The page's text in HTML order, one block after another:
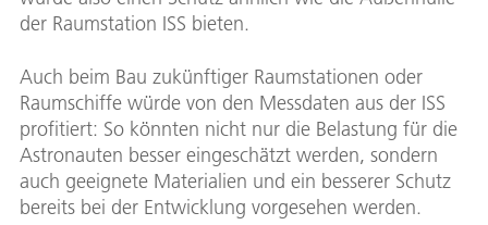
der Raumstation ISS bieten.
Auch beim Bau zukünftiger Raumstationen oder
Raumschiffe würde von den Messdaten aus der ISS
profitiert: So könnten nicht nur die Belastung für die
Astronauten besser eingeschätzt werden, sondern
auch geeignete Materialien und ein besserer Schutz
bereits bei der Entwicklung vorgesehen werden.